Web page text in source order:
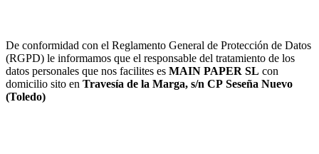
De conformidad con el Reglamento General de Protección de Datos
(RGPD) le informamos que el responsable del tratamiento de los
datos personales que nos facilites es MAIN PAPER SL con
domicilio sito en Travesía de la Marga, s/n CP Seseña Nuevo
(Toledo)